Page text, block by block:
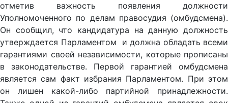
отметив важность появления должности
Уполномоченного по делам правосудия (омбудсмена).
Он сообщил, что кандидатура на данную должность
утверждается Парламентом и должна обладать всеми
гарантиями своей независимости, которые прописаны
в законодательстве. Первой гарантией омбудсмена
является сам факт избрания Парламентом. При этом
он лишен какой-либо партийной принадлежности.